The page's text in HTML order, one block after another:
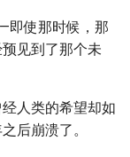
即使那时候，那
见到了那个未
人类的希望却如
后崩溃了。